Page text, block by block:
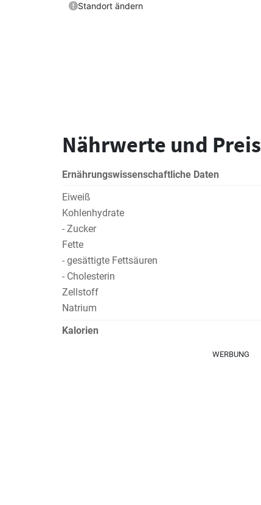
Nährwerte und Preis
Ernährungswissenschaftliche Daten
Eiweiß
Kohlenhydrate
- Zucker
Fette
- gesättigte Fettsäuren
- Cholesterin
Zellstoff
Natrium
Kalorien
WERBUNG